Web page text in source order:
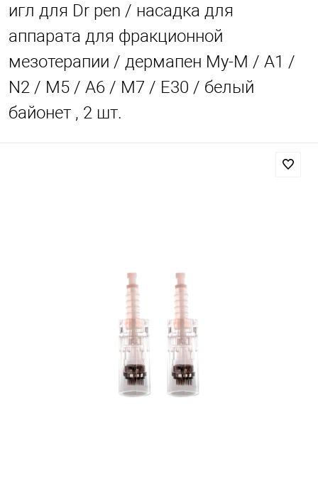
игл для Dr pen / насадка для
аппарата для фракционной
мезотерапии / дермапен My-M / А1 /
N2 / M5 / А6 / М7 / E30 / белый
байонет , 2 шт.